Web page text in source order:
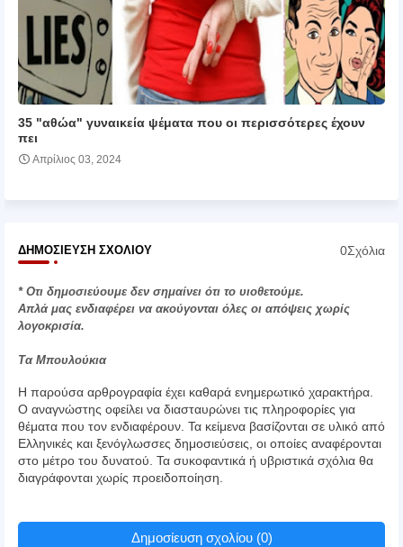
35 "αθώα" γυναικεία ψέματα που οι περισσότερες έχουν
πει
Απρίλιος 03, 2024
ΔΗΜΟΣΊΕΥΣΗ ΣΧΟΛΊΟΥ 0Σχόλια
* Οτι δημοσιεύουμε δεν σημαίνει ότι το υιοθετούμε.
Απλά μας ενδιαφέρει να ακούγονται όλες οι απόψεις χωρίς
λογοκρισία.
Τα Μπουλούκια
Η παρούσα αρθρογραφία έχει καθαρά ενημερωτικό χαρακτήρα.
Ο αναγνώστης οφείλει να διασταυρώνει τις πληροφορίες για
θέματα που τον ενδιαφέρουν. Τα κείμενα βασίζονται σε υλικό από
Ελληνικές και ξενόγλωσσες δημοσιεύσεις, οι οποίες αναφέρονται
στο μέτρο του δυνατού. Τα συκοφαντικά ή υβριστικά σχόλια θα
διαγράφονται χωρίς προειδοποίηση.
Δημοσίευση σχολίου (0)